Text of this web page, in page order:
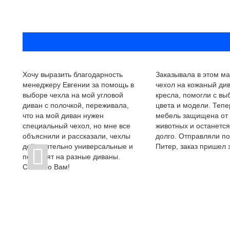
Хочу выразить благодарность
менеджеру Евгении за помощь в
выборе чехла на мой угловой
диван с полочкой, переживала,
что на мой диван нужен
специальный чехол, но мне все
объяснили и рассказали, чехлы
действительно универсальные и
подходят на разные диваны.
Спасибо Вам!
Заказывала в этом
чехол на кожаный
кресла, помогли с
цвета и модели.
мебель защищена
животных и
долго. Отправляли
Питер, заказ пришел